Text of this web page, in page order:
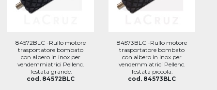
84572BLC -Rullo motore
trasportatore bombato
con albero in inox per
vendemmiatrici Pellenc.
Testata grande.
cod. 84572BLC
84573BLC -Rullo motore
trasportatore bombato
con albero in inox per
vendemmiatrici Pellenc.
Testata piccola.
cod. 84573BLC